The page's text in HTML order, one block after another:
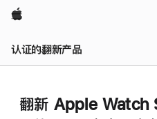
Apple
认证的翻新产品
翻新 Apple Watch